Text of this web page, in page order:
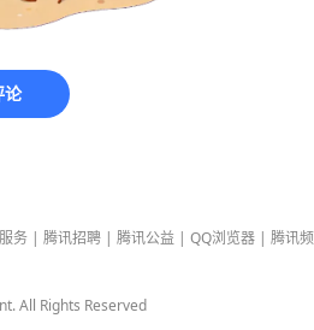
论
务 | 腾讯招聘 | 腾讯公益 | QQ浏览器 | 腾讯
All Rights Reserved